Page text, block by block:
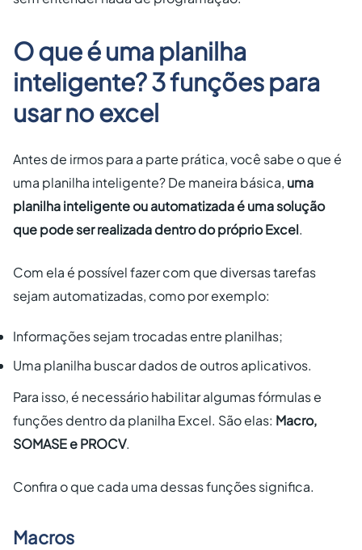
O que é uma planilha
inteligente? 3 funções para
usar no excel
Antes de irmos para a parte prática, você sabe o que é
uma planilha inteligente? De maneira básica, uma
planilha inteligente ou automatizada é uma solução
que pode ser realizada dentro do próprio Excel.
Com ela é possível fazer com que diversas tarefas
sejam automatizadas, como por exemplo:
Informações sejam trocadas entre planilhas;
Uma planilha buscar dados de outros aplicativos.
Para isso, é necessário habilitar algumas fórmulas e
funções dentro da planilha Excel. São elas: Macro,
SOMASE e PROCV.
Confira o que cada uma dessas funções significa.
Macros